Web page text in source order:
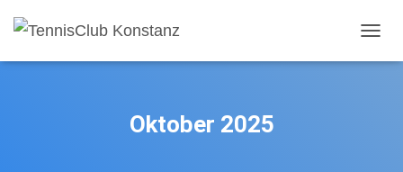
Oktober 2025